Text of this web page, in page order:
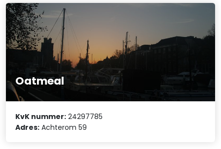
Oatmeal
KvK nummer: 24297785
Adres: Achterom 59